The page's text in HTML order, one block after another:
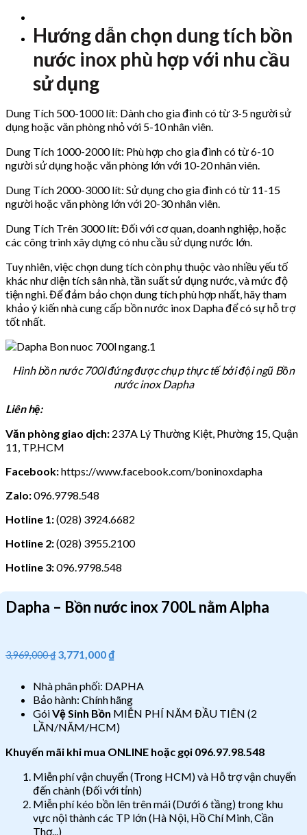
Hướng dẫn chọn dung tích bồn
nước inox phù hợp với nhu cầu
sử dụng
Dung Tích 500-1000 lít: Dành cho gia đình có từ 3-5 người sử
dụng hoặc văn phòng nhỏ với 5-10 nhân viên.
Dung Tích 1000-2000 lít: Phù hợp cho gia đình có từ 6-10
người sử dụng hoặc văn phòng lớn với 10-20 nhân viên.
Dung Tích 2000-3000 lít: Sử dụng cho gia đình có từ 11-15
người hoặc văn phòng lớn với 20-30 nhân viên.
Dung Tích Trên 3000 lít: Đối với cơ quan, doanh nghiệp, hoặc
các công trình xây dựng có nhu cầu sử dụng nước lớn.
Tuy nhiên, việc chọn dung tích còn phụ thuộc vào nhiều yếu tố
khác như diện tích sân nhà, tần suất sử dụng nước, và mức độ
tiện nghi. Để đảm bảo chọn dung tích phù hợp nhất, hãy tham
khảo ý kiến nhà cung cấp bồn nước inox Dapha để có sự hỗ trợ
tốt nhất.
Hình bồn nước 700l đứng được chụp thực tế bởi đội ngũ Bồn
nước inox Dapha
Liên hệ:
Văn phòng giao dịch: 237A Lý Thường Kiệt, Phường 15, Quận
11, TP.HCM
Facebook:https://www.facebook.com/boninoxdapha
Zalo:096.9798.548
Hotline 1:(028) 3924.6682
Hotline 2:(028) 3955.2100
Hotline 3:096.9798.548
Dapha – Bồn nước inox 700L nằm Alpha
3,969,000₫ 3,771,000₫
Nhà phân phối: DAPHA
Bảo hành: Chính hãng
GóiVệ Sinh Bồn MIỄN PHÍ NĂM ĐẦU TIÊN (2
LẦN/NĂM/HCM)
Khuyến mãi khi mua ONLINE hoặc gọi 096.97.98.548
Miễn phí vận chuyển (Trong HCM) và Hỗ trợ vận chuyển
đến chành (Đối với tỉnh)
Miễn phí kéo bồn lên trên mái (Dưới 6 tầng) trong khu
vực nội thành các TP lớn (Hà Nội, Hồ Chí Minh, Cần
Thơ...)